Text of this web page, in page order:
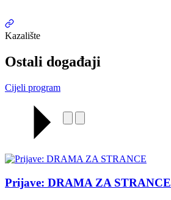
Kazalište
Ostali događaji
Cijeli program
Prijave: DRAMA ZA STRANCE